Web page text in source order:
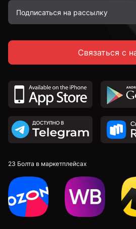
к.п. 4,8
к.п. 8,8
к.п. 10,9
к.п. 12,9
М4
Связаться с
23 Болта в маркетплейсах